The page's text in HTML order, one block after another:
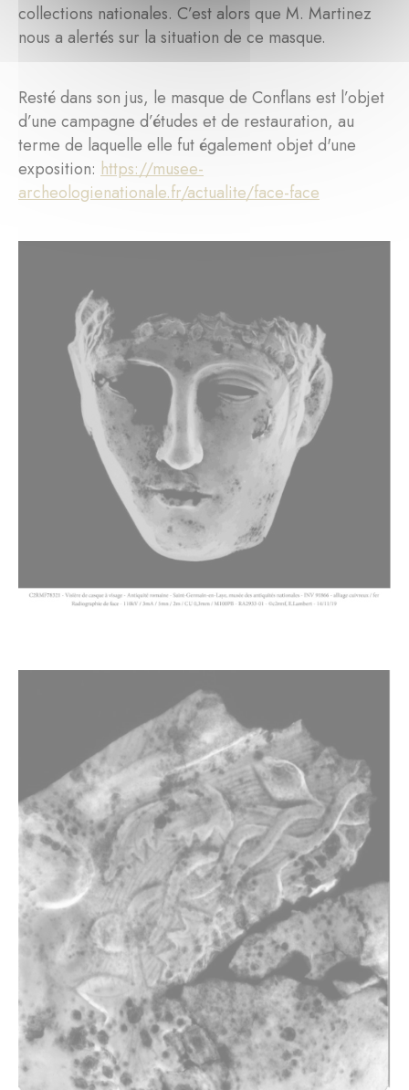
collections nationales. C’est alors que M. Martinez
nous a alertés sur la situation de ce masque.
Resté dans son jus, le masque de Conflans est l’objet
d’une campagne d’études et de restauration, au
terme de laquelle elle fut également objet d'une
exposition: https://musee-
archeologienationale.fr/actualite/face-face